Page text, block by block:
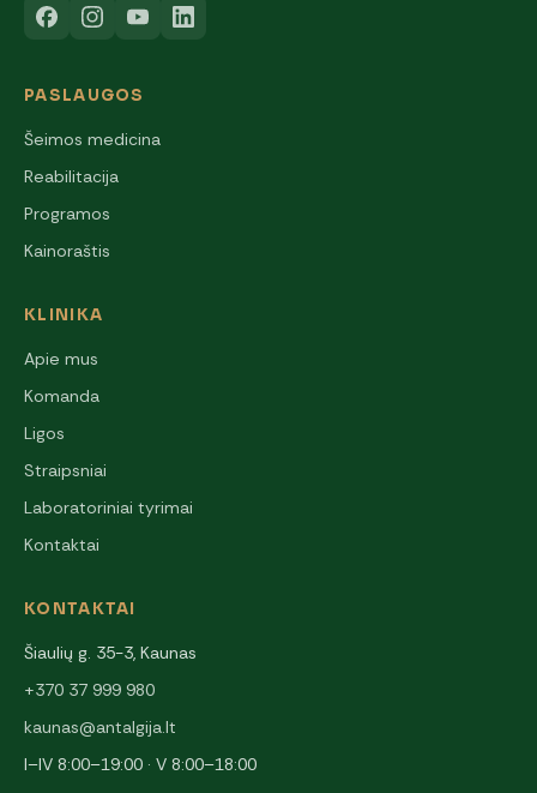
PASLAUGOS
Šeimos medicina
Reabilitacija
Programos
Kainoraštis
KLINIKA
Apie mus
Komanda
Ligos
Straipsniai
Laboratoriniai tyrimai
Kontaktai
KONTAKTAI
Šiaulių g. 35-3, Kaunas
+370 37 999 980
kaunas@antalgija.lt
I–IV 8:00–19:00 · V 8:00–18:00